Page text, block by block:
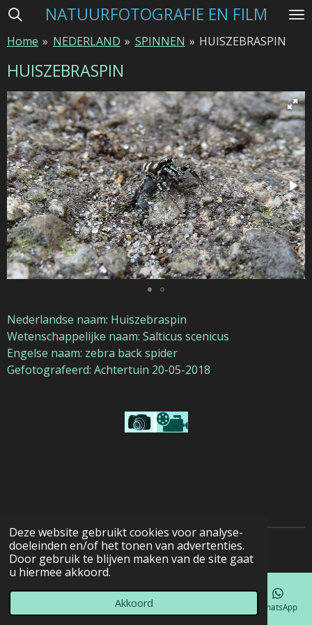
Deze website gebruikt cookies voor analyse-
doeleinden en/of het tonen van advertenties.
Door gebruik te blijven maken van de site gaat
u hiermee akkoord.
Akkoord
Ga
naar
de
NATUURFOTOGRAFIE EN FILM
Home » NEDERLAND » SPINNEN » HUISZEBRASPIN
HUISZEBRASPIN
Nederlandse naam: Huiszebraspin
Wetenschappelijke naam: Salticus scenicus
Engelse naam: zebra back spider
Gefotografeerd: Achtertuin 20-05-2018
© 2022 - 2026 Natuurfotografie
Telefoonnummer WhatsApp